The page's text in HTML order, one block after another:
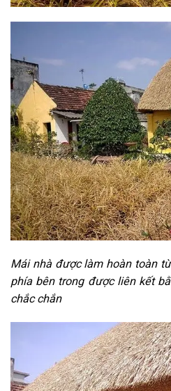
Mái nhà được làm hoàn toàn
phía bên trong được liên kết
chắc chắn